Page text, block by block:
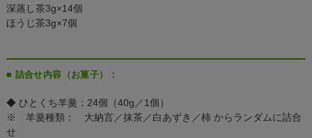
深蒸し茶3g×14個
ほうじ茶3g×7個
■ 詰合せ内容（お菓子）：
◆ ひとくち羊羹：24個（40g／1個）
※ 羊羹種類： 大納言／抹茶／白あずき／柿 からランダムに詰合
せ